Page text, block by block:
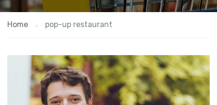
Home pop-up restaurant